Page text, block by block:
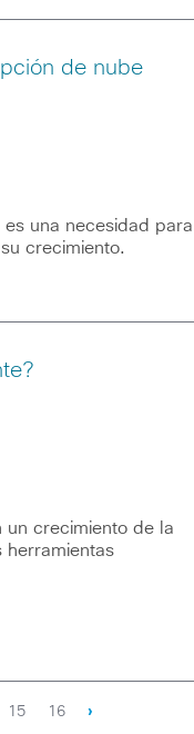
de nube
una necesidad para
crecimiento.
un crecimiento de la
herramientas
15 16 ›